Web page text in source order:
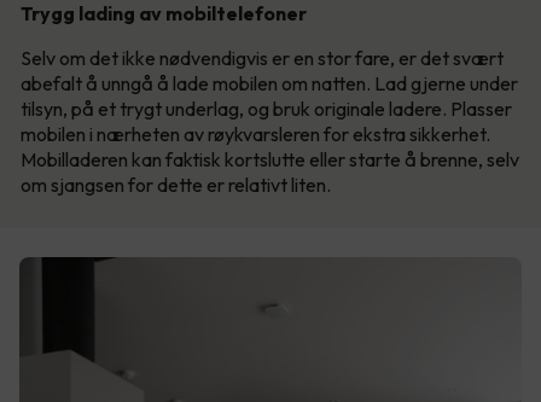
Trygg lading av mobiltelefoner
Selv om det ikke nødvendigvis er en stor fare, er det svært
abefalt å unngå å lade mobilen om natten. Lad gjerne under
tilsyn, på et trygt underlag, og bruk originale ladere. Plasser
mobilen i nærheten av røykvarsleren for ekstra sikkerhet.
Mobilladeren kan faktisk kortslutte eller starte å brenne, selv
om sjangsen for dette er relativt liten.